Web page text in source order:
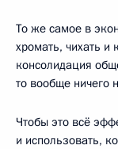
То же самое в
хромать, чихать и
консолидация
то вообще ничего
Чтобы это всё
и использовать,